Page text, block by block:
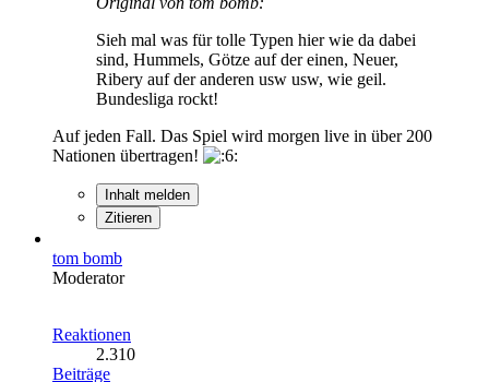
Sieh mal was für tolle Typen hier wie da dabei
sind, Hummels, Götze auf der einen, Neuer,
Ribery auf der anderen usw usw, wie geil.
Bundesliga rockt!
Auf jeden Fall. Das Spiel wird morgen live in über 200
Nationen übertragen!
Inhalt melden
Zitieren
tom bomb
Moderator
Reaktionen
2.310
Beiträge